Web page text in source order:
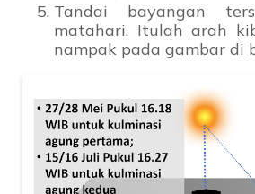
Tandai bayangan
matahari. Itulah arah
nampak pada gambar di